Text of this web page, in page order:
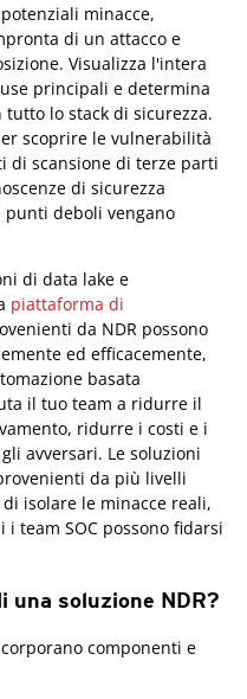
minacce,
di un attacco e
Visualizza l'intera
principali e determina
lo stack di sicurezza.
scoprire le vulnerabilità
di scansione di terze parti
di sicurezza
deboli vengano
di data lake e
piattaforma di
da NDR possono
ed efficacemente,
basata
il tuo team a ridurre il
ridurre i costi e i
avversari. Le soluzioni
da più livelli
isolare le minacce reali,
team SOC possono fidarsi
una soluzione NDR?
componenti e